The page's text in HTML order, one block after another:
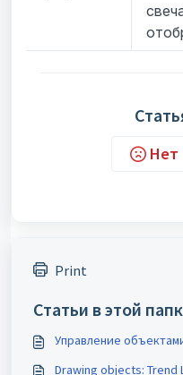
Нет
Print
Статьи в этой
Управление
Drawing objects: Trend